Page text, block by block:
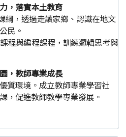
，落實本土教育
綱，透過走讀家鄉、認識在地文
民。
程與編程課程，訓練邏輯思考與
，教師專業成長
質環境。成立教師專業學習社
，促進教師教學專業發展。